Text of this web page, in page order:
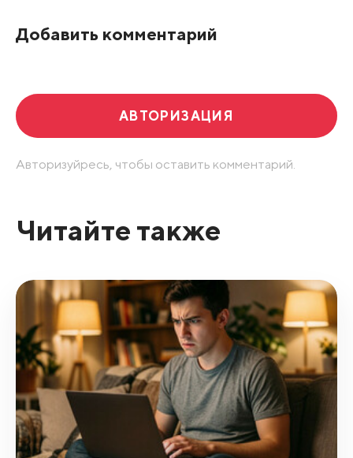
Добавить комментарий
АВТОРИЗАЦИЯ
Авторизуйресь, чтобы оставить комментарий.
Читайте также